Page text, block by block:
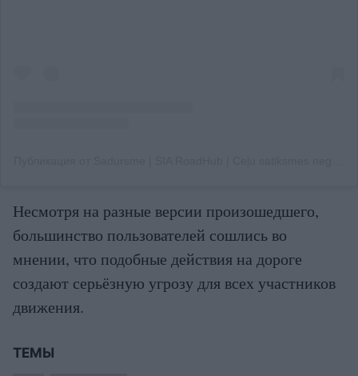
Несмотря на разные версии произошедшего,
большинство пользователей сошлись во
мнении, что подобные действия на дороге
создают серьёзную угрозу для всех участников
движения.
ТЕМЫ